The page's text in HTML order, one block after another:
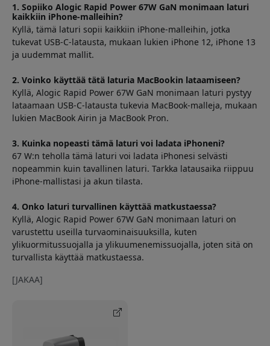
1. Sopiiko Alogic Rapid Power 67W GaN monimaan laturi
kaikkiin iPhone-malleihin?
Kyllä, tämä laturi sopii kaikkiin iPhone-malleihin, jotka
tukevat USB-C-latausta, mukaan lukien iPhone 12, iPhone 13
ja uudemmat mallit.
2. Voinko käyttää tätä laturia MacBookin lataamiseen?
Kyllä, Alogic Rapid Power 67W GaN monimaan laturi pystyy
lataamaan USB-C-latausta tukevia MacBook-malleja, mukaan
lukien MacBook Airin ja MacBook Pron.
3. Kuinka nopeasti tämä laturi voi ladata iPhoneni?
67 W:n teholla tämä laturi voi ladata iPhonesi selvästi
nopeammin kuin tavallinen laturi. Tarkka latausaika riippuu
iPhone-mallistasi ja akun tilasta.
4. Onko laturi turvallinen käyttää matkustaessa?
Kyllä, Alogic Rapid Power 67W GaN monimaan laturi on
varustettu useilla turvaominaisuuksilla, kuten
ylikuormitussuojalla ja ylikuumenemissuojalla, joten sitä on
turvallista käyttää matkustaessa.
[JAKAA]